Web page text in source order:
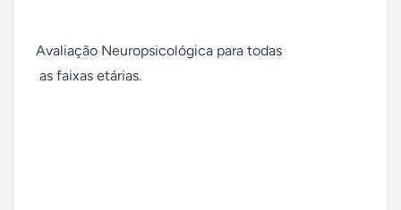
Avaliação Neuropsicológica para todas